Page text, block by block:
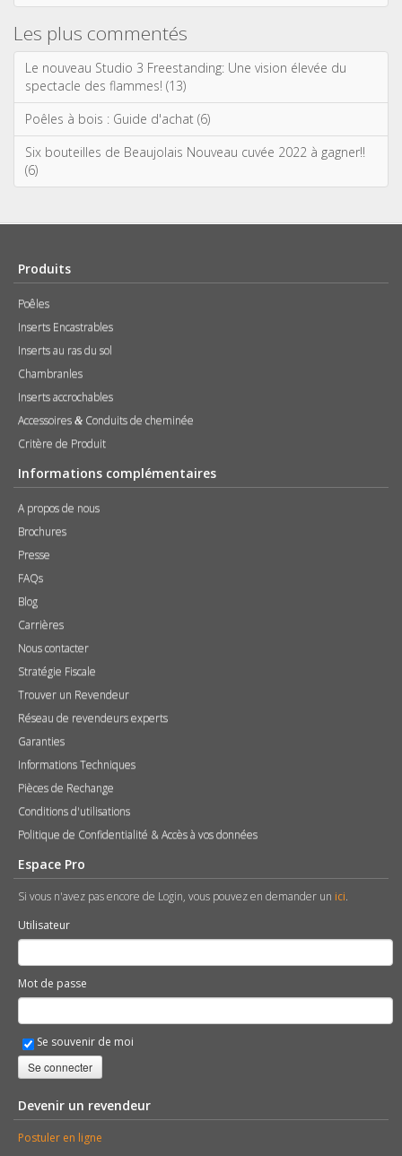
Les plus commentés
Le nouveau Studio 3 Freestanding: Une vision élevée du
spectacle des flammes! (13)
Poêles à bois : Guide d'achat (6)
Six bouteilles de Beaujolais Nouveau cuvée 2022 à gagner!!
(6)
Produits
Poêles
Inserts Encastrables
Inserts au ras du sol
Chambranles
Inserts accrochables
Accessoires & Conduits de cheminée
Critère de Produit
Informations complémentaires
A propos de nous
Brochures
Presse
FAQs
Blog
Carrières
Nous contacter
Stratégie Fiscale
Trouver un Revendeur
Réseau de revendeurs experts
Garanties
Informations Techniques
Pièces de Rechange
Conditions d'utilisations
Politique de Confidentialité & Accès à vos données
Espace Pro
Si vous n'avez pas encore de Login, vous pouvez en demander un ici.
Utilisateur
Mot de passe
Se souvenir de moi
Se connecter
Devenir un revendeur
Postuler en ligne